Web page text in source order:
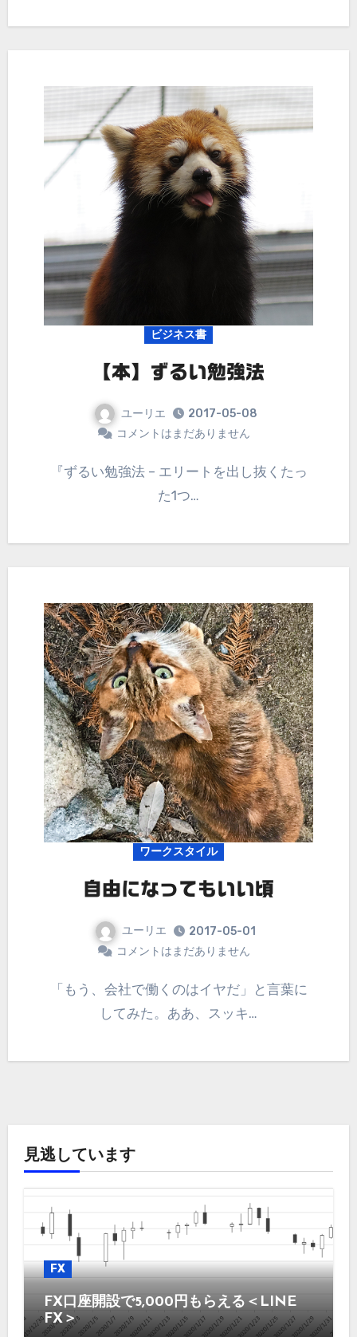
ビジネス書
【本】ずるい勉強法
ユーリエ
2017-05-08
コメントはまだありません
『ずるい勉強法 – エリートを出し抜くたっ
た1つ…
ワークスタイル
自由になってもいい頃
ユーリエ
2017-05-01
コメントはまだありません
「もう、会社で働くのはイヤだ」と言葉に
してみた。ああ、スッキ…
見逃しています
FX
FX口座開設で5,000円もらえる＜LINE
FX＞